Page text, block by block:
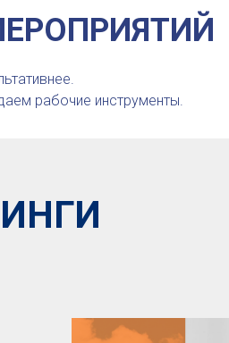
рабочие инструменты.